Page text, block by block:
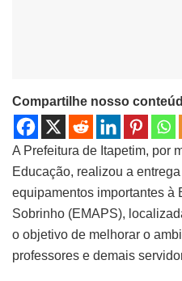
Compartilhe nosso
A Prefeitura de Itapetim, por
Educação, realizou a
equipamentos importantes à
Sobrinho (EMAPS),
o objetivo de melhorar o
professores e demais